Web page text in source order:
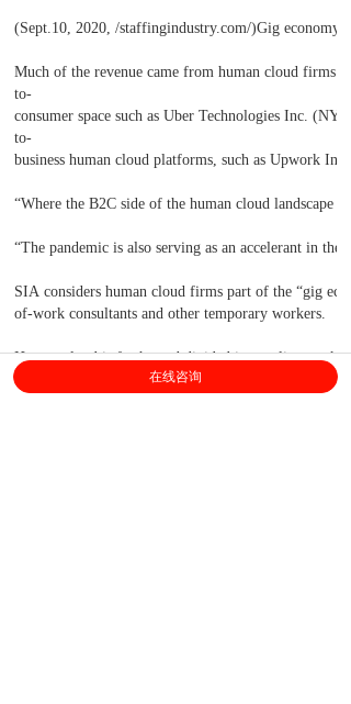
(Sept.10, 2020, /staffingindustry.com/)Gig economy
Much of the revenue came from human cloud firms
to-
consumer space such as Uber Technologies Inc.
to-
business human cloud platforms, such as Upwork
“Where the B2C side of the human cloud landscape
“The pandemic is also serving as an accelerant in
SIA considers human cloud firms part of the “gig
of-work consultants and other temporary workers.
Human cloud is further subdivided into online work
在线咨询